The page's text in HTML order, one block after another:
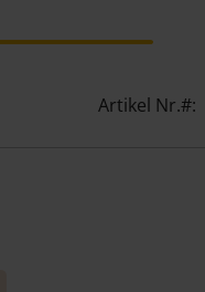
Artikel Nr.